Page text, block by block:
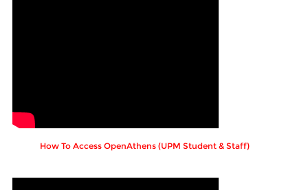
How To Access OpenAthens (UPM Student & Staff)